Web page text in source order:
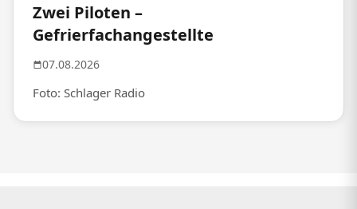
Zwei Piloten –
Gefrierfachangestellte
07.08.2026
Foto: Schlager Radio